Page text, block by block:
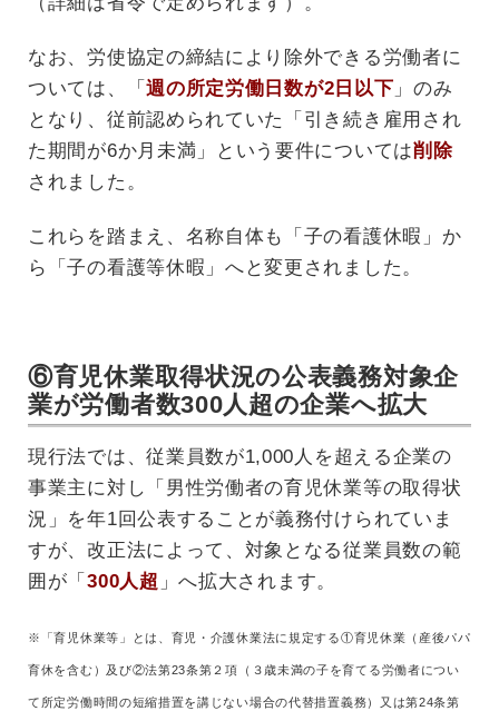
なお、労使協定の締結により除外できる労働者に
ついては、「週の所定労働日数が2日以下 」のみ
となり、従前認められていた「引き続き雇用され
た期間が6か月未満」という要件については削除
されました。
これらを踏まえ、名称自体も「子の看護休暇」か
ら「子の看護等休暇」へと変更されました。
⑥育児休業取得状況の公表義務対象企
業が労働者数300人超の企業へ拡大
現行法では、従業員数が1,000人を超える企業の
事業主に対し「男性労働者の育児休業等の取得状
況」を年1回公表することが義務付けられていま
すが、改正法によって、対象となる従業員数の範
囲が「300人超 」へ拡大されます。
※「育児休業等」とは、育児・介護休業法に規定する①育児休業（産後パパ
育休を含む）及び②法第23条第２項（３歳未満の子を育てる労働者につい
て所定労働時間の短縮措置を講じない場合の代替措置義務）又は第24条第